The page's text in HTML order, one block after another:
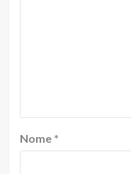
Nome *